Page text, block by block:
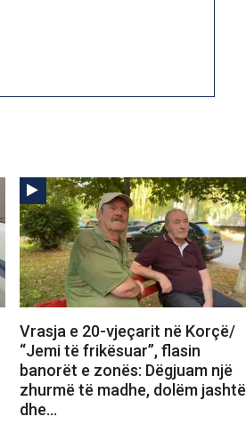
Vrasja e 20-vjeçarit në Korçë/
“Jemi të frikësuar”, flasin
banorët e zonës: Dëgjuam një
zhurmë të madhe, dolëm jashtë
dhe…